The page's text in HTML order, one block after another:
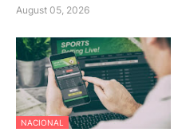
August 05, 2026
NACIONAL